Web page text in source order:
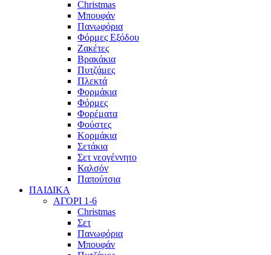
Christmas
Μπουφάν
Πανωφόρια
Φόρμες Εξόδου
Ζακέτες
Βρακάκια
Πυτζάμες
Πλεκτά
Φορμάκια
Φόρμες
Φορέματα
Φούστες
Κορμάκια
Σετάκια
Σετ νεογέννητο
Καλσόν
Παπούτσια
ΠΑΙΔΙΚΑ
ΑΓΟΡΙ 1-6
Christmas
Σετ
Πανωφόρια
Μπουφάν